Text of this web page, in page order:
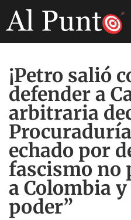
¡Petro salió
defender a
arbitraria
echado por
fascismo no
a Colombia
poder”